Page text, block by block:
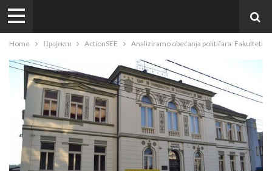
Home Пројекти ActionSEE Analiziramo obećanja političara: Fakulteti